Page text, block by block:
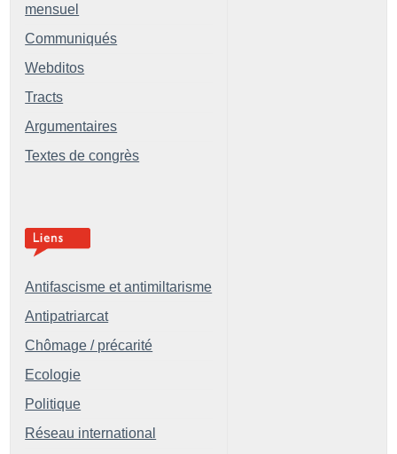
mensuel
Communiqués
Webditos
Tracts
Argumentaires
Textes de congrès
Antifascisme et antimiltarisme
Antipatriarcat
Chômage / précarité
Ecologie
Politique
Réseau international